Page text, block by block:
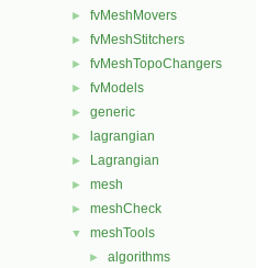
► fvMeshMovers
► fvMeshStitchers
► fvMeshTopoChangers
► fvModels
► generic
► lagrangian
► Lagrangian
► mesh
► meshCheck
▼ meshTools
► algorithms